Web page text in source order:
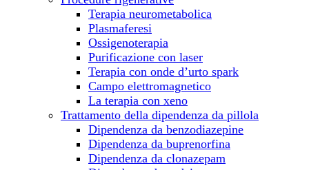
Terapia neurometabolica
Plasmaferesi
Ossigenoterapia
Purificazione con laser
Terapia con onde d’urto spark
Campo elettromagnetico
La terapia con xeno
Trattamento della dipendenza da pillola
Dipendenza da benzodiazepine
Dipendenza da buprenorfina
Dipendenza da clonazepam